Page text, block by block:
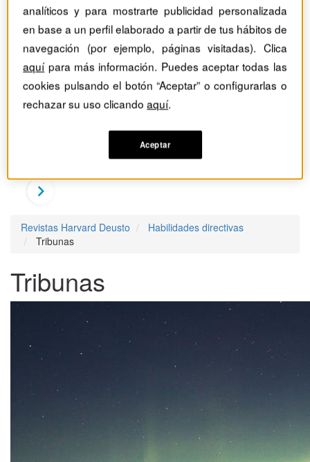
Revistas Harvard Deusto
Habilidades directivas
Tribunas
Tribunas
analíticos y para mostrarte publicidad personalizada
en base a un perfil elaborado a partir de tus hábitos de
navegación (por ejemplo, páginas visitadas). Clica
aquípara más información. Puedes aceptar todas las
cookies pulsando el botón “Aceptar” o configurarlas o
rechazar su uso clicandoaquí.
Aceptar